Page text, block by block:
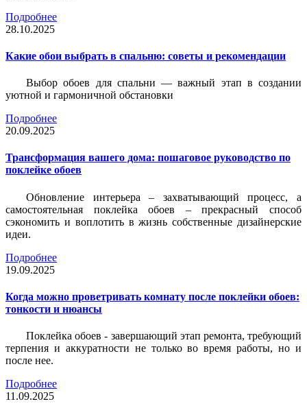
Подробнее
28.10.2025
Какие обои выбрать в спальню: советы и рекомендации
Выбор обоев для спальни — важный этап в создании
уютной и гармоничной обстановки
Подробнее
20.09.2025
Трансформация вашего дома: пошаговое руководство по
поклейке обоев
Обновление интерьера – захватывающий процесс, а
самостоятельная поклейка обоев – прекрасный способ
сэкономить и воплотить в жизнь собственные дизайнерские
идеи.
Подробнее
19.09.2025
Когда можно проветривать комнату после поклейки обоев:
тонкости и нюансы
Поклейка обоев - завершающий этап ремонта, требующий
терпения и аккуратности не только во время работы, но и
после нее.
Подробнее
11.09.2025